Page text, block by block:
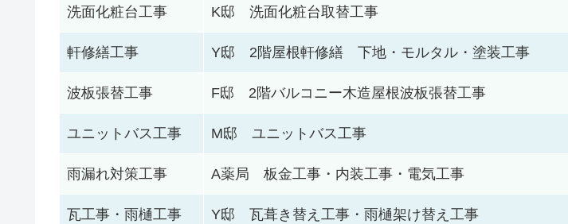
洗面化粧台工事 K邸 洗面化粧台取替工事
軒修繕工事 Y邸 2階屋根軒修繕 下地・モルタル・塗装工事
波板張替工事 F邸 2階バルコニー木造屋根波板張替工事
ユニットバス工事 M邸 ユニットバス工事
雨漏れ対策工事 A薬局 板金工事・内装工事・電気工事
瓦工事・雨樋工事 Y邸 瓦葺き替え工事・雨樋架け替え工事